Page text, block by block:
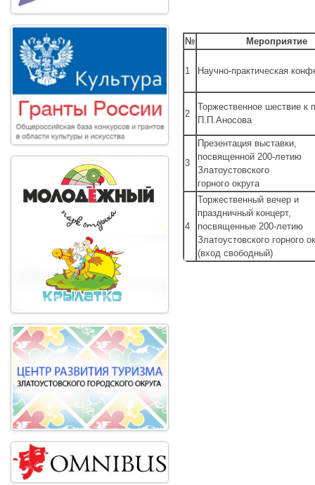
№ Мероприятие
1 Научно-практическая
2
Торжественное шествие к
П.П.Аносова
3
Презентация выставки,
посвященной 200-летию
Златоустовского
горного округа
4
Торжественный вечер и
праздничный концерт,
посвященные 200-летию
Златоустовского горного
(вход свободный)